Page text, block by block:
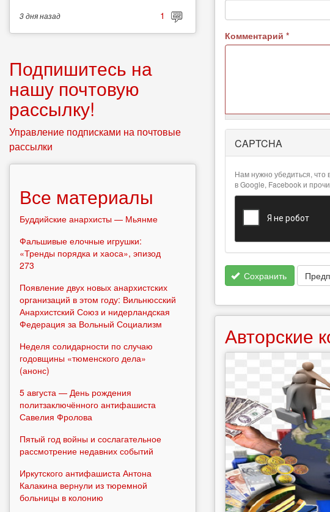
Комментарий *
информация
CAPTCHA
Нам нужно убедиться, что
в Google, Facebook и
Сохранить
Авторские
3 дняназад 1
Подпишитесь на
нашу почтовую
рассылку!
Управление подписками на почтовые
рассылки
Все материалы
Буддийские анархисты — Мьянме
Фальшивые елочные игрушки:
«Тренды порядка и хаоса», эпизод
273
Появление двух новых анархистских
организаций в этом году: Вильнюсский
Анархистский Союз и нидерландская
Федерация за Вольный Социализм
Неделя солидарности по случаю
годовщины «тюменского дела»
(анонс)
5 августа — День рождения
политзаключённого антифашиста
Савелия Фролова
Пятый год войны и сослагательное
рассмотрение недавних событий
Иркутского антифашиста Антона
Калакина вернули из тюремной
больницы в колонию